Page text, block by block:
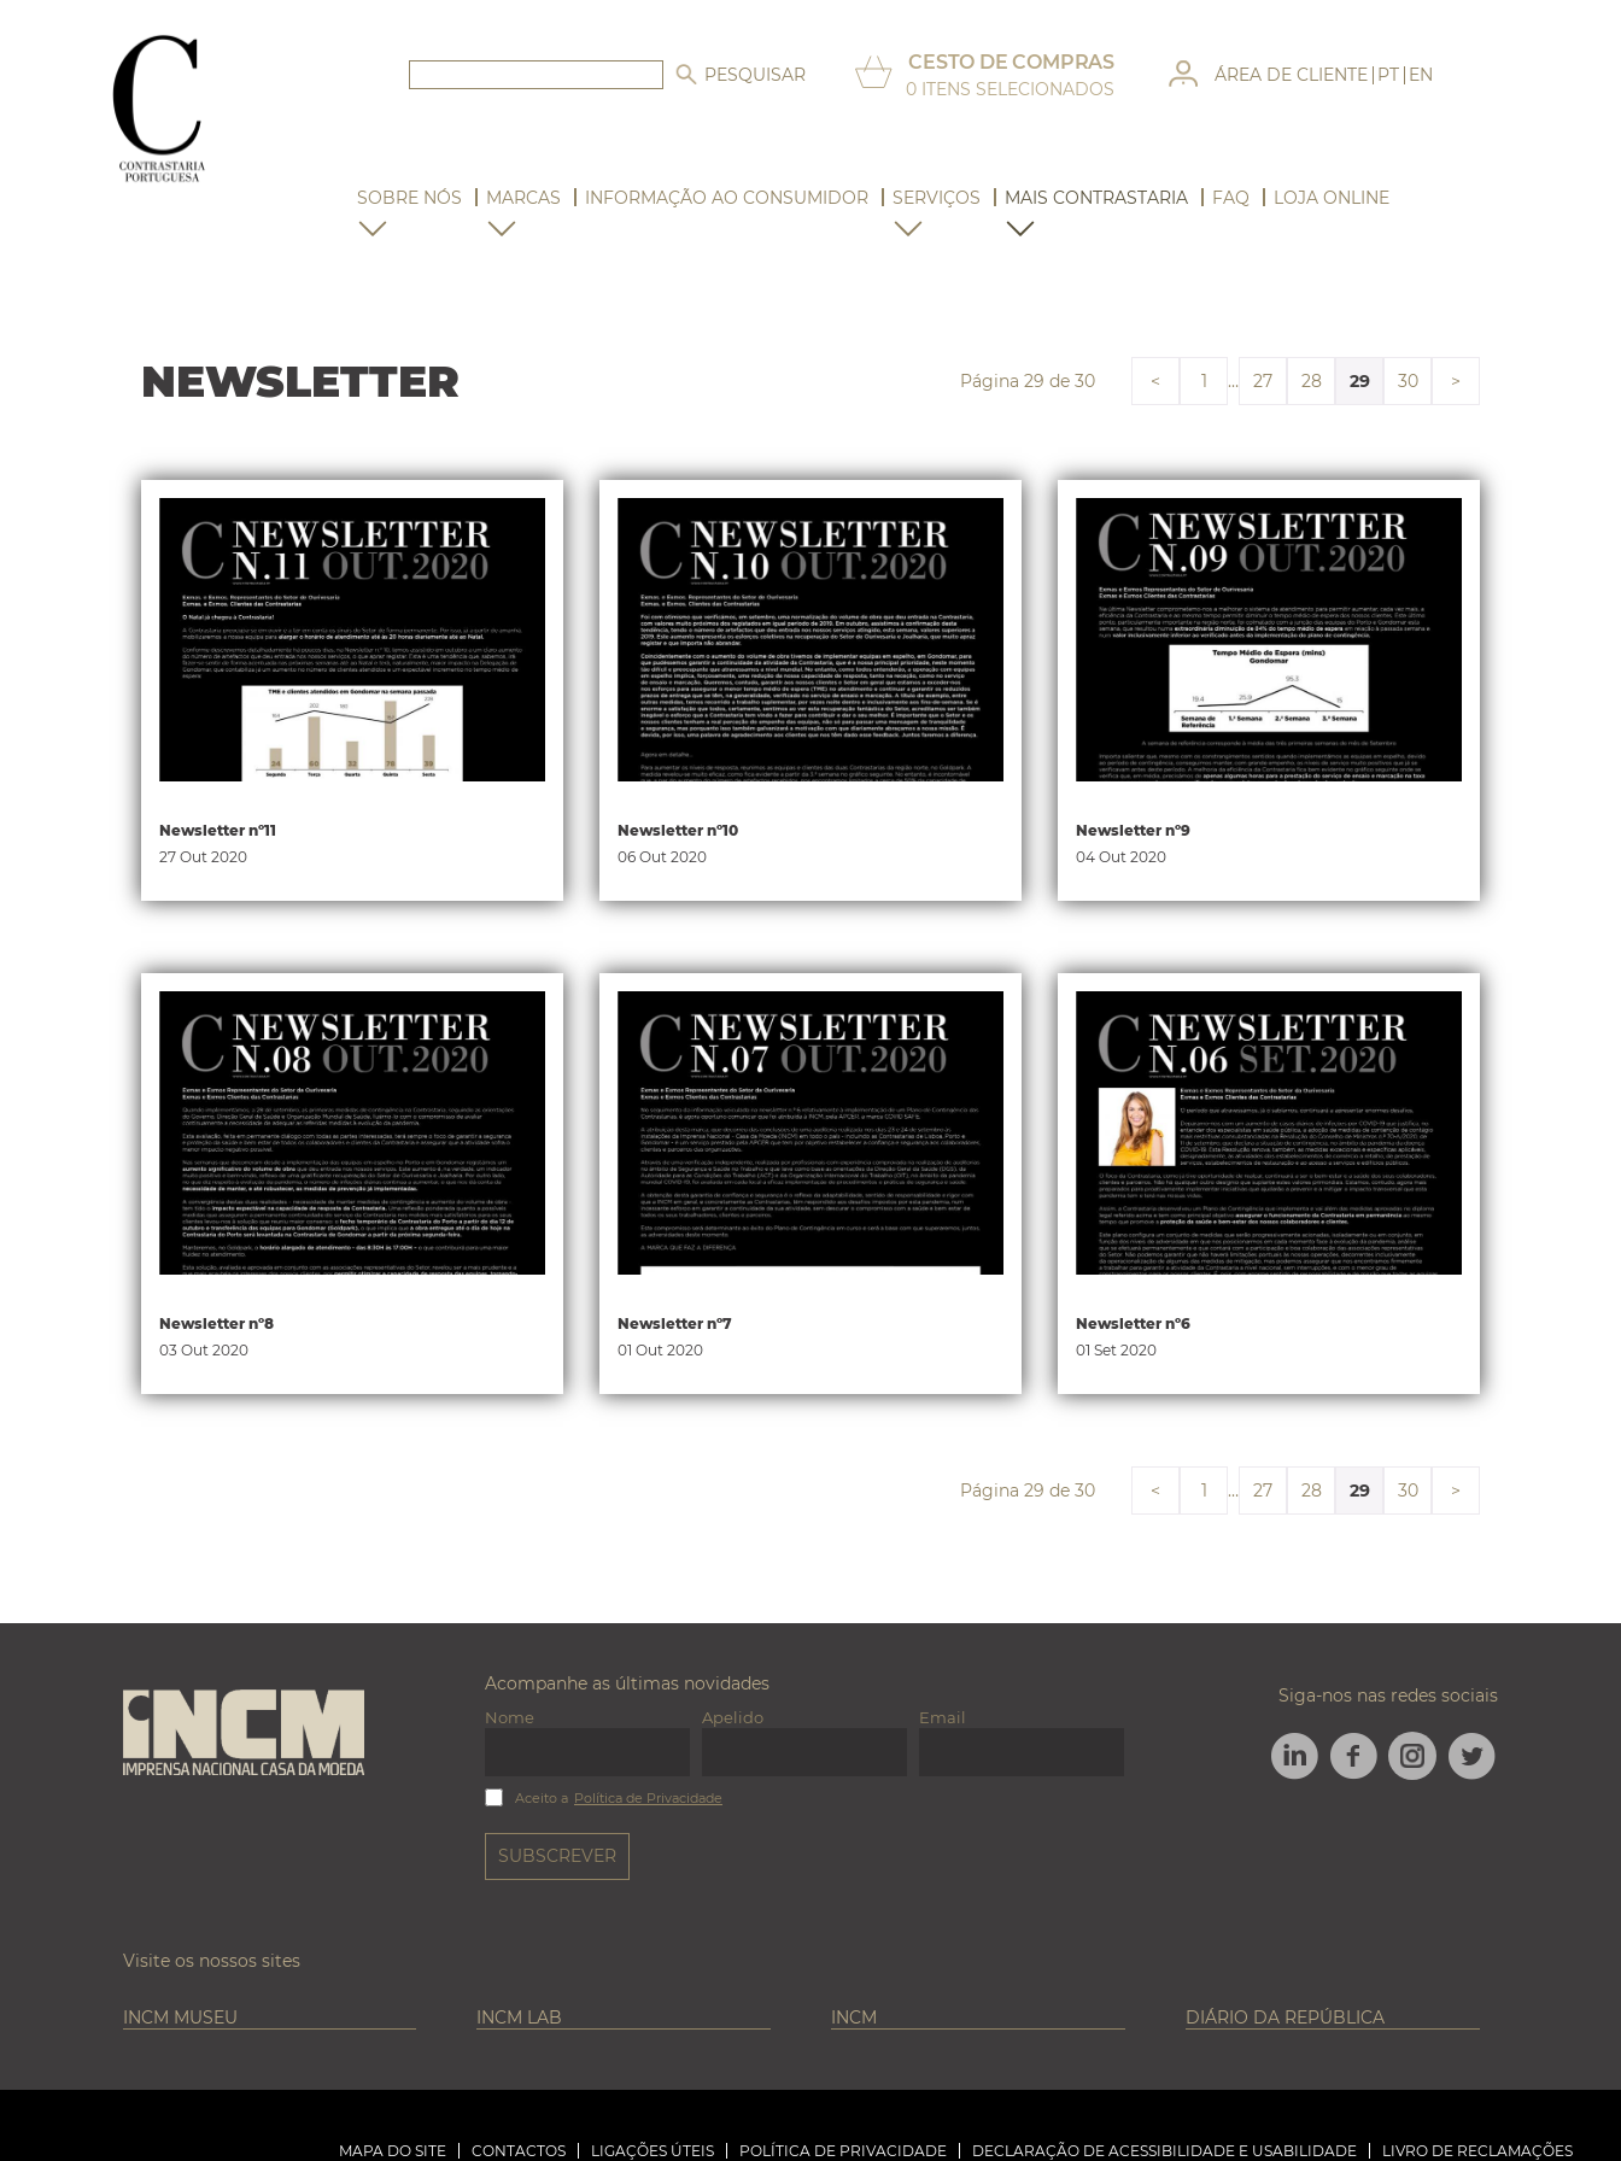
ÁREA DE CLIENTE PT EN
CESTO DE COMPRAS
0 ITENS SELECIONADOS
SOBRE NÓS MARCAS INFORMAÇÃO AO CONSUMIDOR SERVIÇOS MAIS CONTRASTARIA FAQ LOJA ONLINE
NEWSLETTER Página 29 de 30 < 1 … 27 28 29 30 >
Newsletter nº11
27 Out 2020
Newsletter nº10
06 Out 2020
Newsletter nº9
04 Out 2020
Newsletter nº8
03 Out 2020
Newsletter nº7
01 Out 2020
Newsletter nº6
01 Set 2020
Página 29 de 30 < 1 … 27 28 29 30 >
Acompanhe as últimas novidades
Nome Apelido Email
Aceito a Política de Privacidade
Siga-nos nas redes sociais
LINKEDINFACEBOOK
INSTAGRAM
Visite os nossos sites
INCM MUSEU INCM LAB INCM DIÁRIO DA REPÚBLICA
MAPA DO SITE CONTACTOS LIGAÇÕES ÚTEIS POLÍTICA DE PRIVACIDADE DECLARAÇÃO DE ACESSIBILIDADE E USABILIDADE LIVRO DE RECLAMAÇÕES